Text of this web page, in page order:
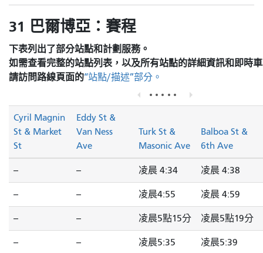
31 巴爾博亞：賽程
下表列出了部分站點和計劃服務。
如需查看完整的站點列表，以及所有站點的詳細資訊和即時
請訪問路線頁面的“站點/描述”部分。
Cyril Magnin
St & Market
St
Eddy St &
Van Ness
Ave
Turk St &
Masonic Ave
Balboa St &
6th Ave
-- -- 凌晨 4:34 凌晨 4:38
-- -- 凌晨4:55 凌晨 4:59
-- -- 凌晨5點15分 凌晨5點19分
-- -- 凌晨5:35 凌晨5:39